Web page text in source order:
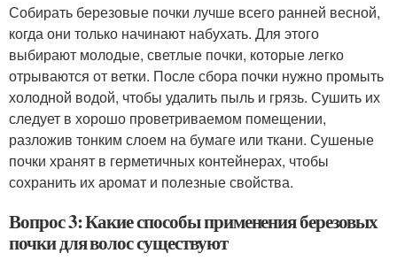
Собирать березовые почки лучше всего ранней весной,
когда они только начинают набухать. Для этого
выбирают молодые, светлые почки, которые легко
отрываются от ветки. После сбора почки нужно промыть
холодной водой, чтобы удалить пыль и грязь. Сушить их
следует в хорошо проветриваемом помещении,
разложив тонким слоем на бумаге или ткани. Сушеные
почки хранят в герметичных контейнерах, чтобы
сохранить их аромат и полезные свойства.
Вопрос 3: Какие способы применения березовых
почки для волос существуют